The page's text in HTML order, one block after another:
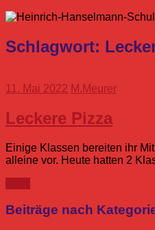
Schlagwort:
11. Mai 2022 M.Meurer
Leckere Pizza
Einige Klassen bereiten ihr
alleine vor. Heute hatten 2
Beiträge nach